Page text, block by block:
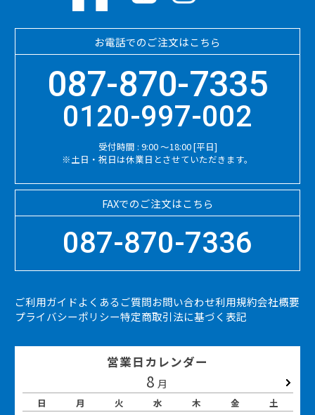
お電話でのご注文はこちら
087-870-7335
0120-997-002
受付時間 : 9:00 ～18:00 [平日]
※土日・祝日は休業日とさせていただきます。
FAXでのご注文はこちら
087-870-7336
ご利用ガイドよくあるご質問お問い合わせ利用規約会社概要
プライバシーポリシー特定商取引法に基づく表記
営業日カレンダー
8 月
日 月 火 水 木 金 土